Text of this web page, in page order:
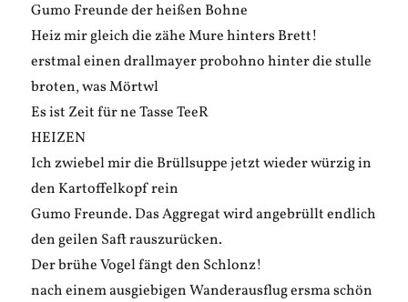
Gumo Freunde der heißen Bohne
Heiz mir gleich die zähe Mure hinters Brett!
erstmal einen drallmayer probohno hinter die stulle
broten, was Mörtwl
Es ist Zeit für ne Tasse TeeR
HEIZEN
Ich zwiebel mir die Brüllsuppe jetzt wieder würzig in
den Kartoffelkopf rein
Gumo Freunde. Das Aggregat wird angebrüllt endlich
den geilen Saft rauszurücken.
Der brühe Vogel fängt den Schlonz!
nach einem ausgiebigen Wanderausflug ersma schön